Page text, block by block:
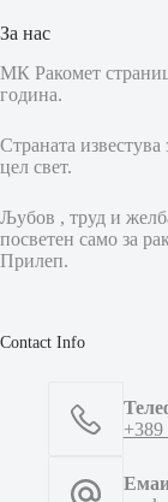
За нас
МК Ракомет
година.
Страната
цел свет.
Љубов , труд и
посветен само за
Прилеп.
Contact Info
+389